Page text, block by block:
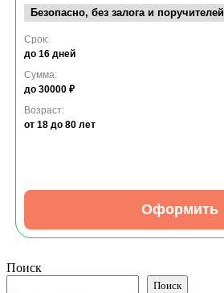
Безопасно, без залога и поручителей
Срок:
до 16 дней
Сумма:
до 30000 ₽
Возраст:
от 18 до 80 лет
Оформить
Поиск
Поиск